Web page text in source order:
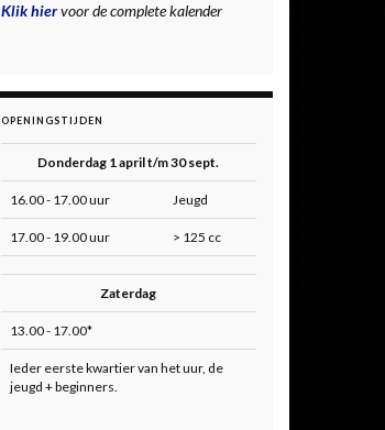
Klik hiervoor de complete kalender
OPENINGSTIJDEN
Donderdag 1 april t/m 30 sept.
16.00 - 17.00 uur Jeugd
17.00 - 19.00 uur > 125 cc
Zaterdag
13.00 - 17.00*
Ieder eerste kwartier van het uur, de
jeugd + beginners.